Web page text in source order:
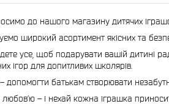
до нашого магазину дитячих
широкий асортимент якісних та
усе, щоб подарувати вашій дитині
ігор для допитливих школярів.
допомогти батькам створювати
– і нехай кожна іграшка